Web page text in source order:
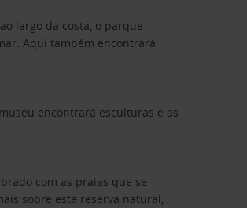
largo da costa, o parque
Aqui também encontrará
encontrará esculturas e as
com as praias que se
sobre esta reserva natural,